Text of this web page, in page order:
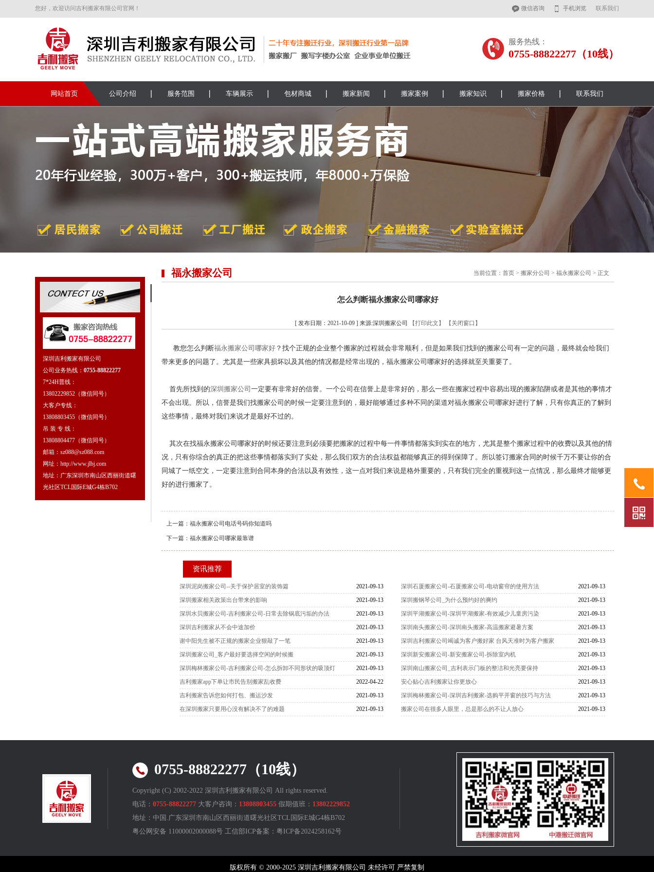
您好，欢迎访问吉利搬家有限公司官网！ 微信咨询 手机浏览 联系我们
服务热线：
0755-88822277（10线）
网站首页 公司介绍 服务范围 车辆展示 包材商城 搬家新闻 搬家案例 搬家知识 搬家价格 联系我们
深圳吉利搬家有限公司
公司业务热线： 0755-88822277
7*24H普线：
13802229852（微信同号）
大客户专线：
13808803455（微信同号）
吊 装 专 线：
13808804477（微信同号）
邮箱：sz088@sz088.com
网址：http://www.jlbj.com
地址：广东深圳市南山区西丽街道曙
光社区TCL国际E城G4栋B702
福永搬家公司 当前位置： 首页 > 搬家分公司 > 福永搬家公司 > 正文
怎么判断福永搬家公司哪家好
[ 发布日期：2021-10-09 ] 来源:深圳搬家公司 【打印此文】 【关闭窗口】
教您怎么判断福永搬家公司哪家好 ？找个正规的企业整个搬家的过程就会非常顺利，但是如果我们找到的搬家公司有一定的问题，最终就会给我们
带来更多的问题了。尤其是一些家具损坏以及其他的情况都是经常出现的，福永搬家公司哪家好的选择就至关重要了。
首先所找到的深圳搬家公司 一定要有非常好的信誉。一个公司在信誉上是非常好的，那么一些在搬家过程中容易出现的搬家陷阱或者是其他的事情才
不会出现。所以，信誉是我们找搬家公司的时候一定要注意到的，最好能够通过多种不同的渠道对福永搬家公司哪家好进行了解，只有你真正的了解到
这些事情，最终对我们来说才是最好不过的。
其次在找福永搬家公司哪家好的时候还要注意到必须要把搬家的过程中每一件事情都落实到实在的地方，尤其是整个搬家过程中的收费以及其他的情
况，只有你综合的真正的把这些事情都落实到了实处，那么我们双方的合法权益都能够真正的得到保障了。所以签订搬家合同的时候千万不要让你的合
同城了一纸空文，一定要注意到合同本身的合法以及有效性，这一点对我们来说是格外重要的，只有我们完全的重视到这一点情况，那么最终才能够更
好的进行搬家了。
上一篇： 福永搬家公司电话号码你知道吗
下一篇： 福永搬家公司哪家最靠谱
资讯推荐
2021-09-13
深圳泥岗搬家公司--关于保护居室的装饰篇 2021-09-13
深圳石厦搬家公司-石厦搬家公司-电动窗帘的使用方法
2021-09-13
深圳搬家相关政策出台带来的影响 2021-09-13
深圳搬钢琴公司_为什么预约好的爽约
2021-09-13
深圳水贝搬家公司-吉利搬家公司-日常去除锅底污垢的办法 2021-09-13
深圳平湖搬家公司-深圳平湖搬家-有效减少儿童房污染
2021-09-13
深圳吉利搬家从不会中途加价 2021-09-13
深圳南头搬家公司-深圳南头搬家-高温搬家避暑方案
2021-09-13
谢中阳先生被不正规的搬家企业狠敲了一笔 2021-09-13
深圳吉利搬家公司竭诚为客户搬好家 台风天准时为客户搬家
2021-09-13
深圳搬家公司_客户最好要选择空闲的时候搬 2021-09-13
深圳新安搬家公司-新安搬家公司-拆除室内机
2021-09-13
深圳梅林搬家公司-吉利搬家公司-怎么拆卸不同形状的吸顶灯 2021-09-13
深圳南山搬家公司_吉利表示门板的整洁和光亮要保持
2022-04-22
吉利搬家app下单让市民告别搬家乱收费 2021-09-13
安心贴心吉利搬家让你更放心
2021-09-13
吉利搬家告诉您如何打包、搬运沙发 2021-09-13
深圳梅林搬家公司-深圳吉利搬家-选购平开窗的技巧与方法
2021-09-13
在深圳搬家只要用心没有解决不了的难题 2021-09-13
搬家公司在很多人眼里，总是那么的不让人放心
0755-88822277（10线）
Copyright (C) 2002-2022 深圳吉利搬家有限公司 All rights reserved.
电话： 0755-88822277 大客户咨询： 13808803455 假期值班： 13802229852
地址：中国.广东深圳市南山区西丽街道曙光社区TCL国际E城G4栋B702
粤公网安备 11000002000088号 工信部ICP备案： 粤ICP备2024258162号
版权所有 © 2000-2025 深圳吉利搬家有限公司 未经许可 严禁复制